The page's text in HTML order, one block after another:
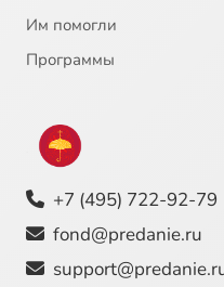
Им помогли
Программы
+7 (495) 722-92-79
fond@predanie.ru